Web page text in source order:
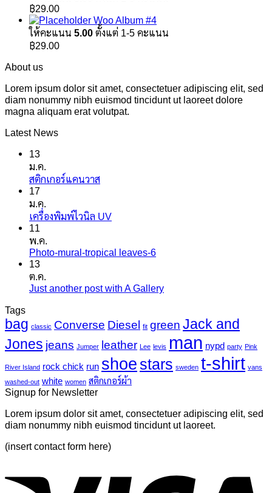
฿29.00
Woo Album #4
ให้คะแนน 5.00 ตั้งแต่ 1-5 คะแนน
฿29.00
About us
Lorem ipsum dolor sit amet, consectetuer adipiscing elit, sed
diam nonummy nibh euismod tincidunt ut laoreet dolore
magna aliquam erat volutpat.
Latest News
13
ม.ค.
สติกเกอร์แคนวาสไม่มี
บน
เกอร์
17
ม.ค.
เครื่องพิมพ์ไวนิล UVไม่มี
บน
นิล
11
พ.ค.
Photo-mural-tropical leaves-6ไม่มี
บน
tropical
leaves-
6
13
ต.ค.
Just another post with A Galleryไม่มี
บน
Just
another
post
with
Tags
bag classic Converse Diesel fit green Jack and
Jones jeans Jumper leather Lee levis man nypd party Pink
River Island rock chick run shoe stars sweden t-shirt vans
washed-out white women สติกเกอร์ผ้า
Signup for Newsletter
Lorem ipsum dolor sit amet, consectetuer adipiscing elit, sed
diam nonummy nibh euismod tincidunt ut laoreet.
(insert contact form here)